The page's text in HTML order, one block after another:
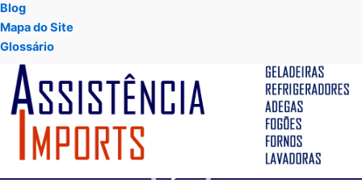
Blog
Mapa do Site
Glossário
Tocador
vídeo